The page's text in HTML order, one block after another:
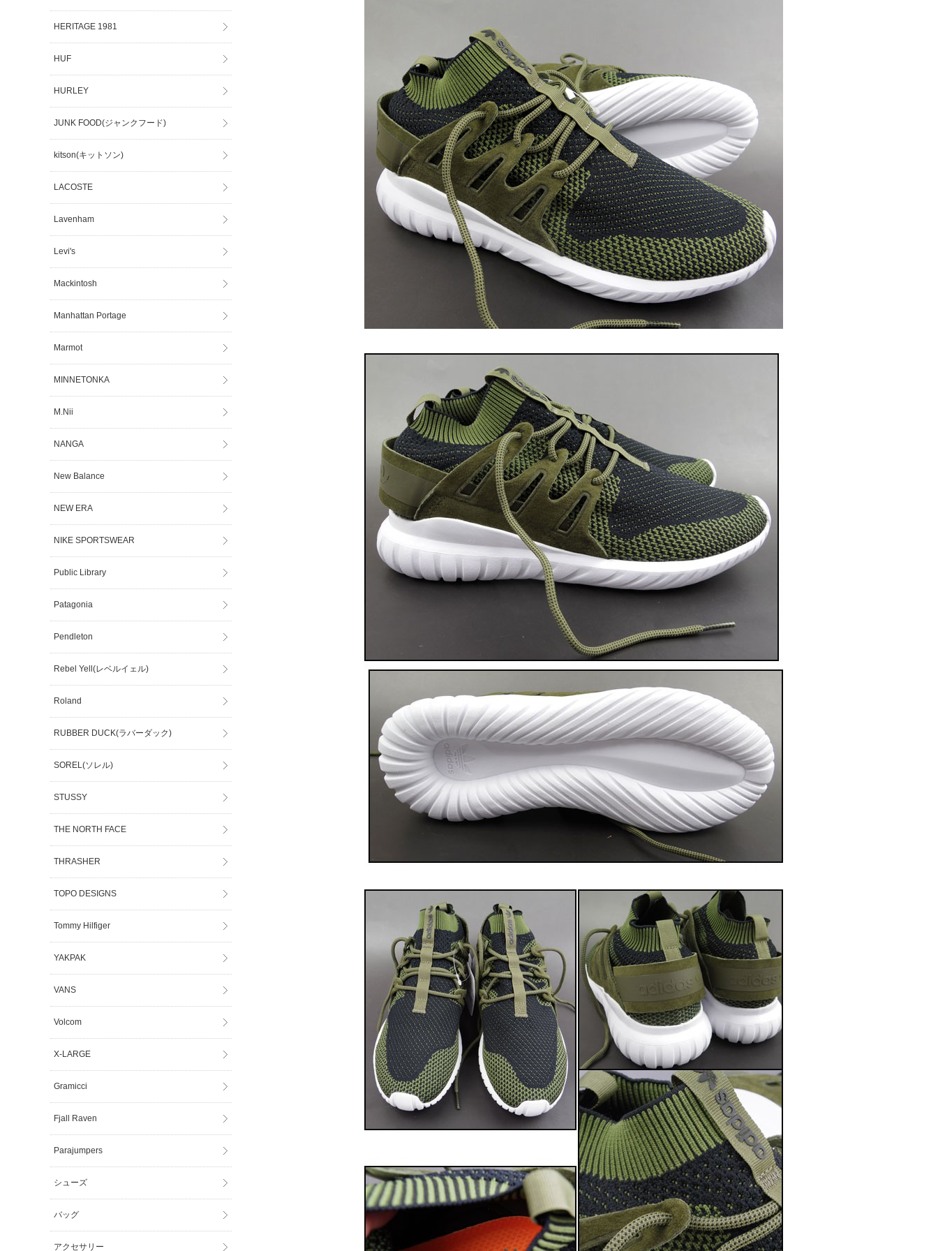
HERITAGE 1981
HUF
HURLEY
JUNK FOOD(ジャンクフード)
kitson(キットソン)
LACOSTE
Lavenham
Levi's
Mackintosh
Manhattan Portage
Marmot
MINNETONKA
M.Nii
NANGA
New Balance
NEW ERA
NIKE SPORTSWEAR
Public Library
Patagonia
Pendleton
Rebel Yell(レベルイェル)
Roland
RUBBER DUCK(ラバーダック)
SOREL(ソレル)
STUSSY
THE NORTH FACE
THRASHER
TOPO DESIGNS
Tommy Hilfiger
YAKPAK
VANS
Volcom
X-LARGE
Gramicci
Fjall Raven
Parajumpers
シューズ
バッグ
アクセサリー